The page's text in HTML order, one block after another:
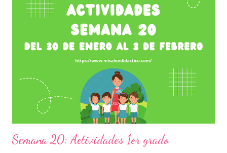
esto como un trabajo conjunto que permita a maestros, padres
de familia y alumnos trabajar con especial atención, será
fundamental durante todo el ciclo escolar a través de vídeos,
atención y que les permita comprender con mayor facilidad cada
contenido. Damos los créditos correspondientes a los autores
de tan extraordinarias actividades recordan...
Semana 20: Actividades 1er grado